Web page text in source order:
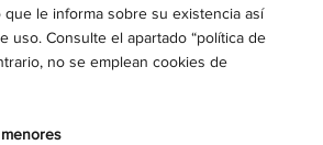
le informa sobre su existencia así
uso. Consulte el apartado “política de
no se emplean cookies de